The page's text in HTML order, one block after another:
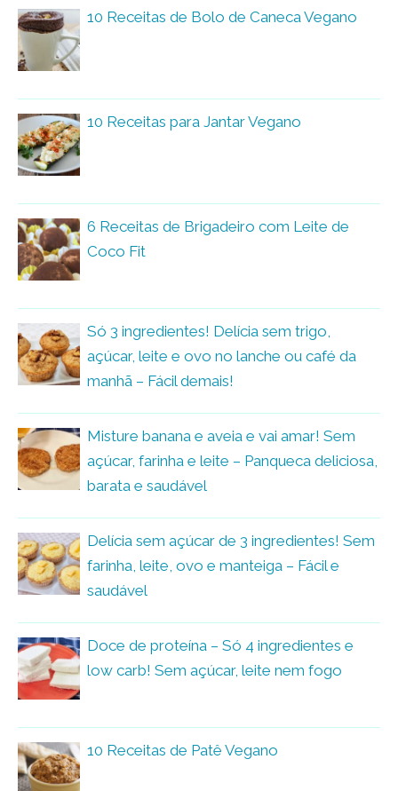
10 Receitas de Bolo de Caneca Vegano
10 Receitas para Jantar Vegano
6 Receitas de Brigadeiro com Leite de
Coco Fit
Só 3 ingredientes! Delícia sem trigo,
açúcar, leite e ovo no lanche ou café da
manhã – Fácil demais!
Misture banana e aveia e vai amar! Sem
açúcar, farinha e leite – Panqueca deliciosa,
barata e saudável
Delícia sem açúcar de 3 ingredientes! Sem
farinha, leite, ovo e manteiga – Fácil e
saudável
Doce de proteína – Só 4 ingredientes e
low carb! Sem açúcar, leite nem fogo
10 Receitas de Patê Vegano